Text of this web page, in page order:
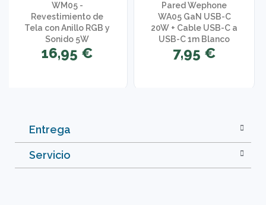
WM05 -
Revestimiento de
Tela con Anillo RGB y
Sonido 5W
16,95 €
Pared Wephone
WA05 GaN USB-C
20W + Cable USB-C a
USB-C 1m Blanco
7,95 €
Entrega
Servicio